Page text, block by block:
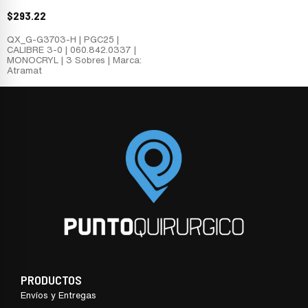
$293.22
QX_G-G3703-H | PGC25 |
CALIBRE 3-0 | 060.842.0337 |
MONOCRYL | 3 Sobres | Marca:
Atramat
PRODUCTOS
Envíos y Entregas